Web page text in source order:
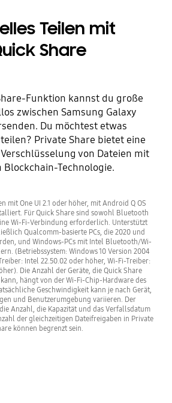
Teilen mit
Share
Funktion kannst du große
zwischen Samsung Galaxy
Du möchtest etwas
Private Share bietet eine
von Dateien mit
Blockchain-Technologie.
mit One UI 2.1 oder höher, mit Android Q OS
Für Quick Share sind sowohl Bluetooth
Wi-Fi-Verbindung erforderlich. Unterstützt
Qualcomm-basierte PCs, die 2020 und
und Windows-PCs mit Intel Bluetooth/Wi-
(Betriebssystem: Windows 10 Version 2004
Intel 22.50.02 oder höher, Wi-Fi-Treiber:
Die Anzahl der Geräte, die Quick Share
hängt von der Wi-Fi-Chip-Hardware des
Geschwindigkeit kann je nach Gerät,
und Benutzerumgebung variieren. Der
Anzahl, die Kapazität und das Verfallsdatum
der gleichzeitigen Dateifreigaben in Private
können begrenzt sein.